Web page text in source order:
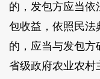
的，发包方应当依
包收益，依照民法
的，应当与发包方
省级政府农业农村